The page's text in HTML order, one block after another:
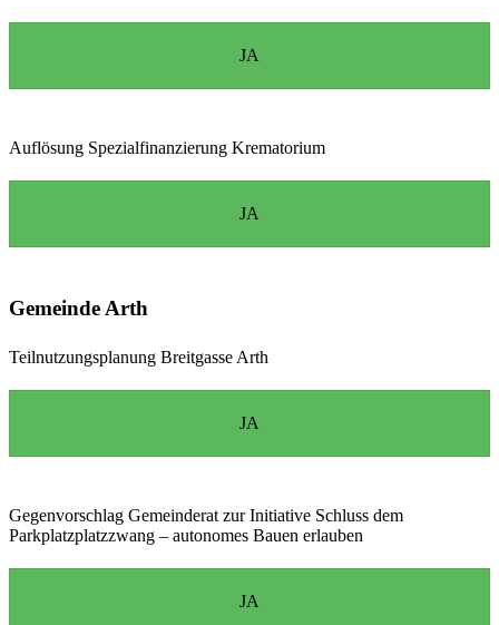
JA
Auflösung Spezialfinanzierung Krematorium
JA
Gemeinde Arth
Teilnutzungsplanung Breitgasse Arth
JA
Gegenvorschlag Gemeinderat zur Initiative Schluss dem
Parkplatzplatzzwang – autonomes Bauen erlauben
JA